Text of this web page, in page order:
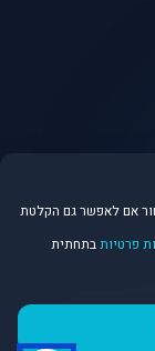
הנדל״ן.
אם לאפשר גם הקלטת
פרטיותבתחתית